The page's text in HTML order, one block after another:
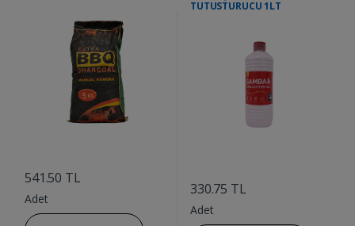
541.50 TL
Adet
TUTUSTURUCU 1LT
330.75 TL
Adet